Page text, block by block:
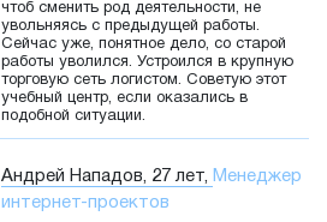
чтоб сменить род деятельности, не
увольняясь с предыдущей работы.
Сейчас уже, понятное дело, со старой
работы уволился. Устроился в крупную
торговую сеть логистом. Советую этот
учебный центр, если оказались в
подобной ситуации.
Андрей Нападов, 27 лет, Менеджер
интернет-проектов